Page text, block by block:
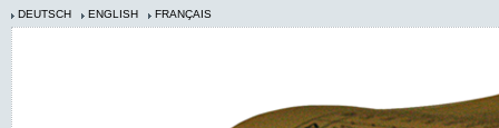
DEUTSCH ENGLISH FRANÇAIS